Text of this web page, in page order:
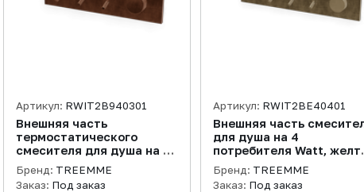
Артикул: RWIT2B940301
Внешняя часть
термостатического
смесителя для душа на 3
потребителя Watt, бронза
PVD
Бренд: TREEMME
Заказ: Под заказ
Артикул: RWIT2BE40401
Внешняя часть
для душа на 4
потребителя Watt,
золото PVD
Бренд: TREEMME
Заказ: Под заказ